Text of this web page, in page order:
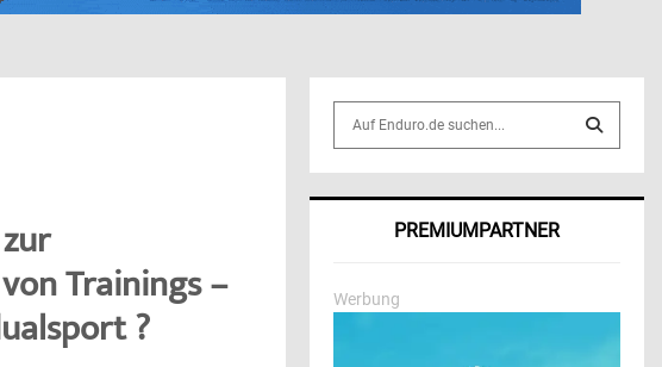
Trainings –
?
o
r
S
R
PREMIUMPARTNER
Werbung